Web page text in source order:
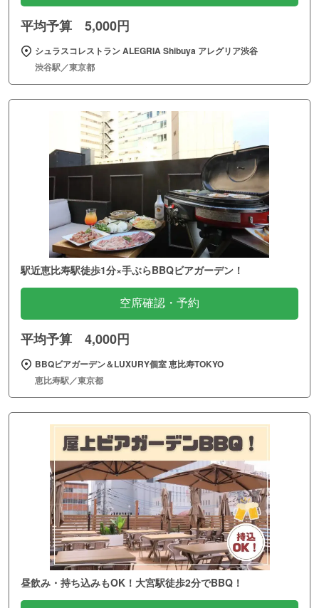
平均予算 5,000円
シュラスコレストラン ALEGRIA Shibuya アレグリア渋谷
渋谷駅／東京都
駅近恵比寿駅徒歩1分×手ぶらBBQビアガーデン！
空席確認・予約
平均予算 4,000円
BBQビアガーデン＆LUXURY個室 恵比寿TOKYO
恵比寿駅／東京都
昼飲み・持ち込みもOK！大宮駅徒歩2分でBBQ！